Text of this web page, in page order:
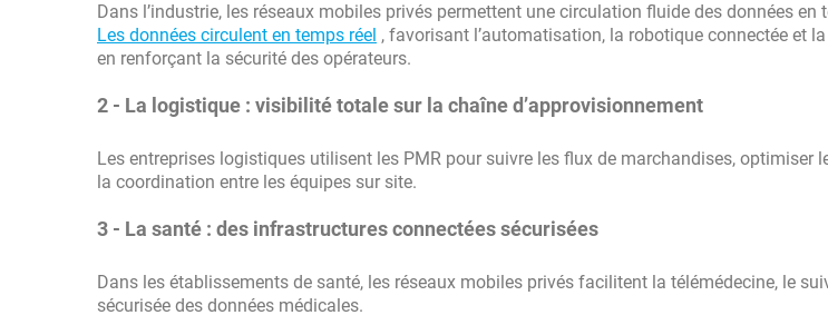
Dans l’industrie, les réseaux mobiles privés permettent une circulation fluide des données en
Les données circulent en temps réel , favorisant l’automatisation, la robotique connectée et
en renforçant la sécurité des opérateurs.
2 - La logistique : visibilité totale sur la chaîne d’approvisionnement
Les entreprises logistiques utilisent les PMR pour suivre les flux de marchandises, optimiser
la coordination entre les équipes sur site.
3 - La santé : des infrastructures connectées sécurisées
Dans les établissements de santé, les réseaux mobiles privés facilitent la télémédecine, le
sécurisée des données médicales.